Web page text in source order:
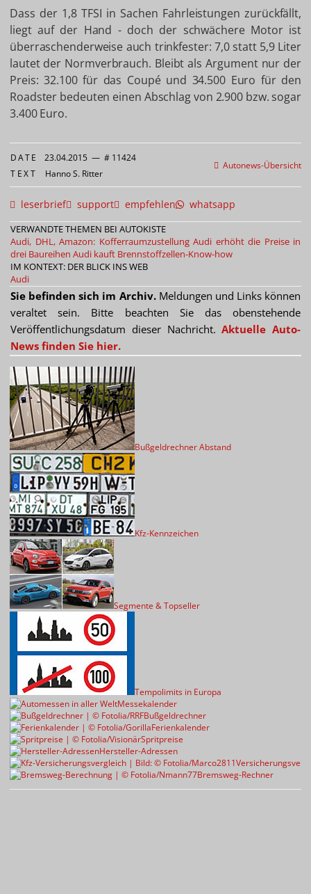
Dass der 1,8 TFSI in Sachen Fahrleistungen zurückfällt,
liegt auf der Hand - doch der schwächere Motor ist
überraschenderweise auch trinkfester: 7,0 statt 5,9 Liter
lautet der Normverbrauch. Bleibt als Argument nur der
Preis: 32.100 für das Coupé und 34.500 Euro für den
Roadster bedeuten einen Abschlag von 2.900 bzw. sogar
3.400 Euro.
Autonews-Übersicht
DATE 23.04.2015 — # 11424
TEXT Hanno S. Ritter
leserbrief support empfehlen whatsapp
VERWANDTE THEMEN BEI AUTOKISTE
Audi, DHL, Amazon: Kofferraumzustellung Audi erhöht die Preise in
drei Baureihen Audi kauft Brennstoffzellen-Know-how
IM KONTEXT: DER BLICK INS WEB
Audi
Sie befinden sich im Archiv.Meldungen und Links können
veraltet sein. Bitte beachten Sie das obenstehende
Veröffentlichungsdatum dieser Nachricht.Aktuelle Auto-
News finden Sie hier.
Bußgeldrechner Abstand
Kfz-Kennzeichen
Segmente & Topseller
Tempolimits in Europa
Messekalender
Bußgeldrechner
Ferienkalender
Spritpreise
Hersteller-Adressen
Bremsweg-Rechner